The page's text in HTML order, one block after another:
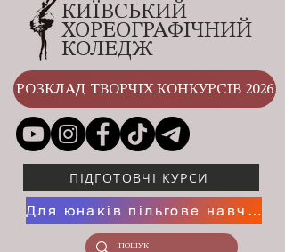
КИЇВСЬКИЙ
ХОРЕОГРАФІЧНИЙ
КОЛЕДЖ
РОЗКЛАД ТВОРЧІХ КОНКУРСІВ 2026
ПІДГОТОВЧІ КУРСИ
Для юнаків пільгове навчання